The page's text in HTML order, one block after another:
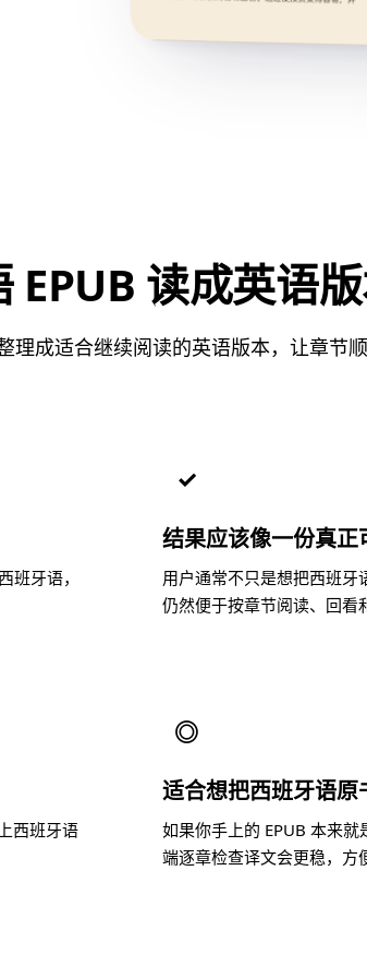
EPUB 读成英语
成适合继续阅读的英语版本，让章节
班牙语，
✓
结果应该像一份真正
用户通常不只是想把西班
仍然便于按章节阅读、回看
西班牙语
◎
适合想把西班牙语
如果你手上的 EPUB 本来
端逐章检查译文会更稳，方